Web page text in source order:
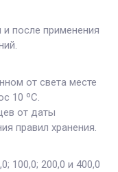
после применения
от света месте
10 ºС.
от даты
правил хранения.
100,0; 200,0 и 400,0